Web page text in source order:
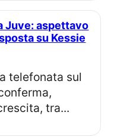
su Kessie
tra...